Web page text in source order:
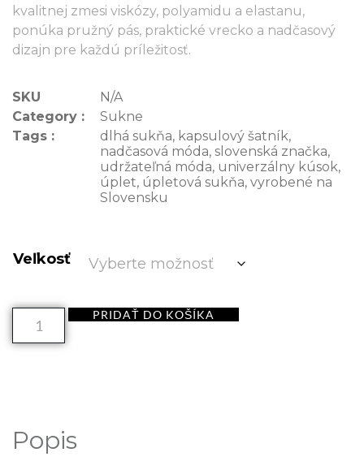
kvalitnej zmesi viskózy, polyamidu a elastanu,
ponúka pružný pás, praktické vrecko a nadčasový
dizajn pre každú príležitosť.
SKU
N/A
Category :
Sukne
Tags :
dlhá sukňa, kapsulový šatník,
nadčasová móda, slovenská značka,
udržateľná móda, univerzálny kúsok,
úplet, úpletová sukňa, vyrobené na
Slovensku
Veľkosť
PRIDAŤ DO KOŠÍKA
Popis